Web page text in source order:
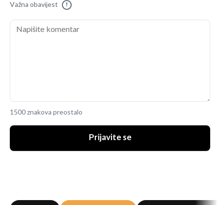
Važna obavijest !
1500 znakova preostalo
Prijavite se